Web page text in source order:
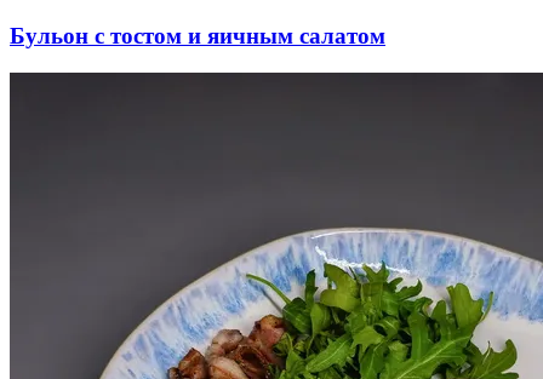
Бульон с тостом и яичным салатом